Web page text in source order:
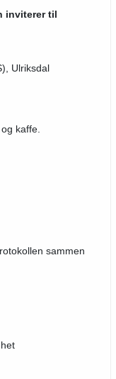
inviterer til
Ulriksdal
kaffe.
sammen